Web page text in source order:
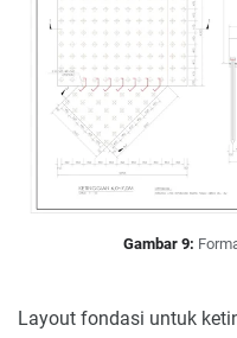
Gambar 9:
Layout fondasi untuk